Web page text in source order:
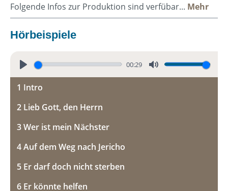
Folgende Infos zur Produktion sind verfübar... Mehr
Hörbeispiele
P
l
a
00:29
M
1 Intro
2 Lieb Gott, den Herrn
3 Wer ist mein Nächster
4 Auf dem Weg nach Jericho
5 Er darf doch nicht sterben
6 Er könnte helfen